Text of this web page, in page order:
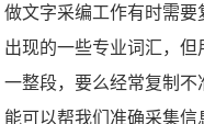
做文字采编工作有时需
出现的一些专业词汇，但
一整段，要么经常复制不
能可以帮我们准确采集信